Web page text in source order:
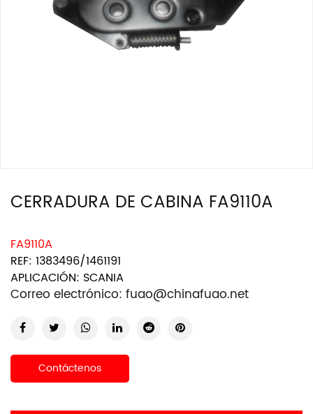
CERRADURA DE CABINA FA9110A
FA9110A
REF: 1383496/1461191
APLICACIÓN: SCANIA
Correo electrónico: fuao@chinafuao.net
Contáctenos